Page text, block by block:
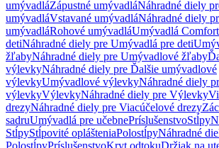
umývadláZápustné umývadláNáhradné diely
umývadláVstavané umývadláNáhradné diely
umývadláRohové umývadláUmývadlá Comfort
detiNáhradné diely pre Umývadlá pre deti
žľabyNáhradné diely pre Umývadlové žľaby
výlevkyNáhradné diely pre Ďalšie umývadlové
výlevkyUmývadlové výlevkyNáhradné diely
výlevkyVýlevkyNáhradné diely pre Výlevky
drezyNáhradné diely pre Viacúčelové drezy
sadruUmývadlá pre učebnePríslušenstvoStĺpy
StĺpyStĺpovité oplášteniaPolostĺpyNáhradné
PolostĺpyPríslušenstvoKryt odtokuDržiak na